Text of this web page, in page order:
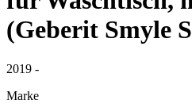
(Geberit Smyle
2019 -
Marke